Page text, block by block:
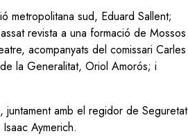
metropolitana sud, Eduard Sallent;
revista a una formació de Mossos
acompanyats del comissari Carles
la Generalitat, Oriol Amorós; i
amb el regidor de Seguretat
Aymerich.